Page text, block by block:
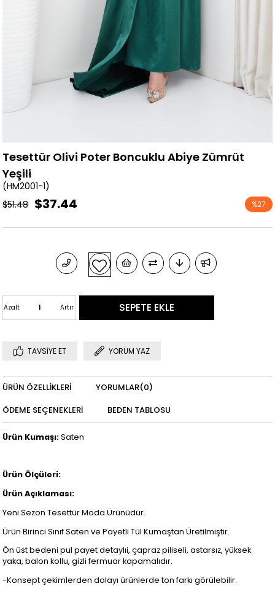
Tesettür Olivi Poter Boncuklu Abiye Zümrüt
Yeşili
(HM2001-1)
%27
$51.48 $37.44
Artır
Azalt
TAVSIYE ET YORUM YAZ
ÜRÜN ÖZELLIKLERI YORUMLAR(0)
ÖDEME SEÇENEKLERI
BEDEN TABLOSU
Ürün Kumaşı:Saten
Ürün Ölçüleri:
Ürün Açıklaması:
Yeni Sezon Tesettür Moda Ürünüdür.
Ürün Birinci Sınıf Saten ve Payetli Tül Kumaştan Üretilmiştir.
Ön üst bedeni pul payet detaylıi, çapraz piliseli, astarsız, yüksek
yaka, balon kollu, gizli fermuar kapamalıdır.
-Konsept çekimlerden dolayı ürünlerde ton farkı görülebilir.